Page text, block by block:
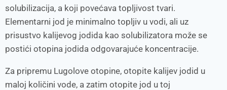
solubilizacija, a koji povećava topljivost tvari.
Elementarni jod je minimalno topljiv u vodi, ali uz
prisustvo kalijevog jodida kao solubilizatora može se
postići otopina jodida odgovarajuće koncentracije.
Za pripremu Lugolove otopine, otopite kalijev jodid u
maloj količini vode, a zatim otopite jod u toj